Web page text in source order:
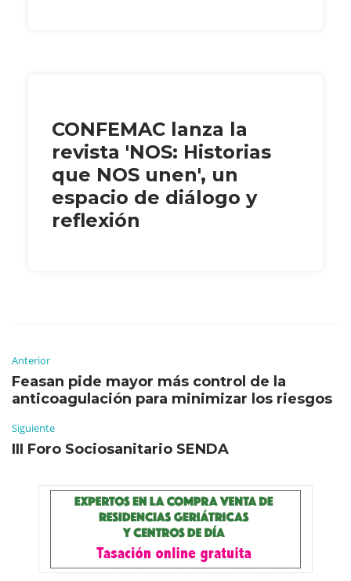
CONFEMAC lanza la
revista 'NOS: Historias
que NOS unen', un
espacio de diálogo y
reflexión
Anterior
Feasan pide mayor más control de la
anticoagulación para minimizar los riesgos
Siguiente
III Foro Sociosanitario SENDA